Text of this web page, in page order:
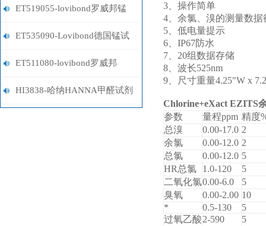
试剂盒
ET519055-lovibond罗威邦锰
试剂
ET535090-Lovibond德国锰试
剂
ET511080-lovibond罗威邦
DPD试剂
HI3838-哈纳HANNA甲醛试剂
3 、操作简单
4 、余氯、溴的测量数
5 、低电量提示
6 、IP67防水
7 、20组数据存储
8 、波长525nm
9 、尺寸重量4.25"W x
Chlorine+eXact EZITS
参数
量程ppm 精度
总溴
0.00-17.0 2
余氯
0.00-12.0 2
总氯
0.00-12.0 5
HR总氯 1.0-120
5
二氧化氯0.00-6.0
5
臭氧
0.00-2.00 10
*
0.5-130
5
过氧乙酸2-590
5